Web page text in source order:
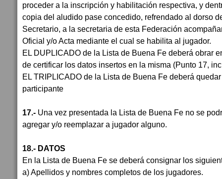
proceder a la inscripción y habilitación respectiva, y
copia del aludido pase concedido, refrendado al dorso
Secretario, a la secretaria de esta Federación
Oficial y/o Acta mediante el cual se habilita al jugador.
EL DUPLICADO de la Lista de Buena Fe deberá obrar
de certificar los datos insertos en la misma (Punto 17,
EL TRIPLICADO de la Lista de Buena Fe deberá
participante
17.- Una vez presentada la Lista de Buena Fe no se
agregar y/o reemplazar a jugador alguno.
18.- DATOS
En la Lista de Buena Fe se deberá consignar los
a) Apellidos y nombres completos de los jugadores.